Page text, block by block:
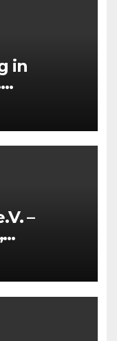
in
–
Die